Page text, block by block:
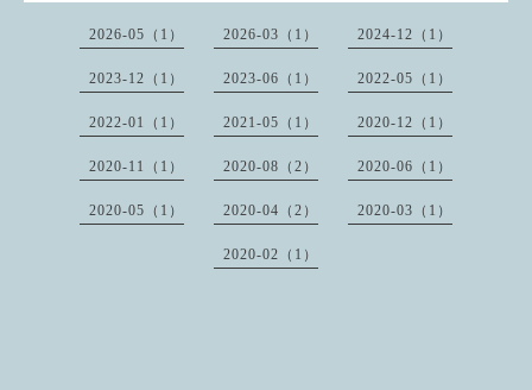
2026-05（1） 2026-03（1） 2024-12（1）
2023-12（1） 2023-06（1） 2022-05（1）
2022-01（1） 2021-05（1） 2020-12（1）
2020-11（1） 2020-08（2） 2020-06（1）
2020-05（1） 2020-04（2） 2020-03（1）
2020-02（1）